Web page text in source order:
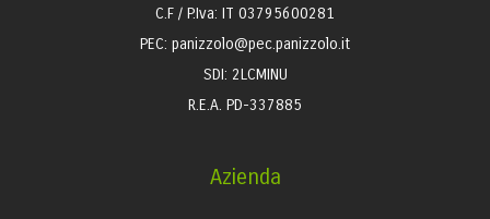
C.F / P.Iva: IT 03795600281
PEC: panizzolo@pec.panizzolo.it
SDI: 2LCMINU
R.E.A. PD-337885
Azienda